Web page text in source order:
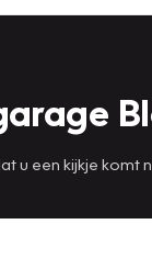
u een kijkje komt